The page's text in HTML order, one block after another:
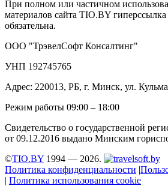
При полном или частичном
материалов сайта TIO.BY гиперссылка
обязательна.
ООО "ТрэвелСофт Консалтинг"
УНП 192745765
Адрес: 220013, РБ, г. Минск, ул.
Режим работы 09:00 – 18:00
Свидетельство о государственной
от 09.12.2016 выдано Минским
©TIO.BY 1994 — 2026.
Политика конфиденциальности |
| Политика использования cookie